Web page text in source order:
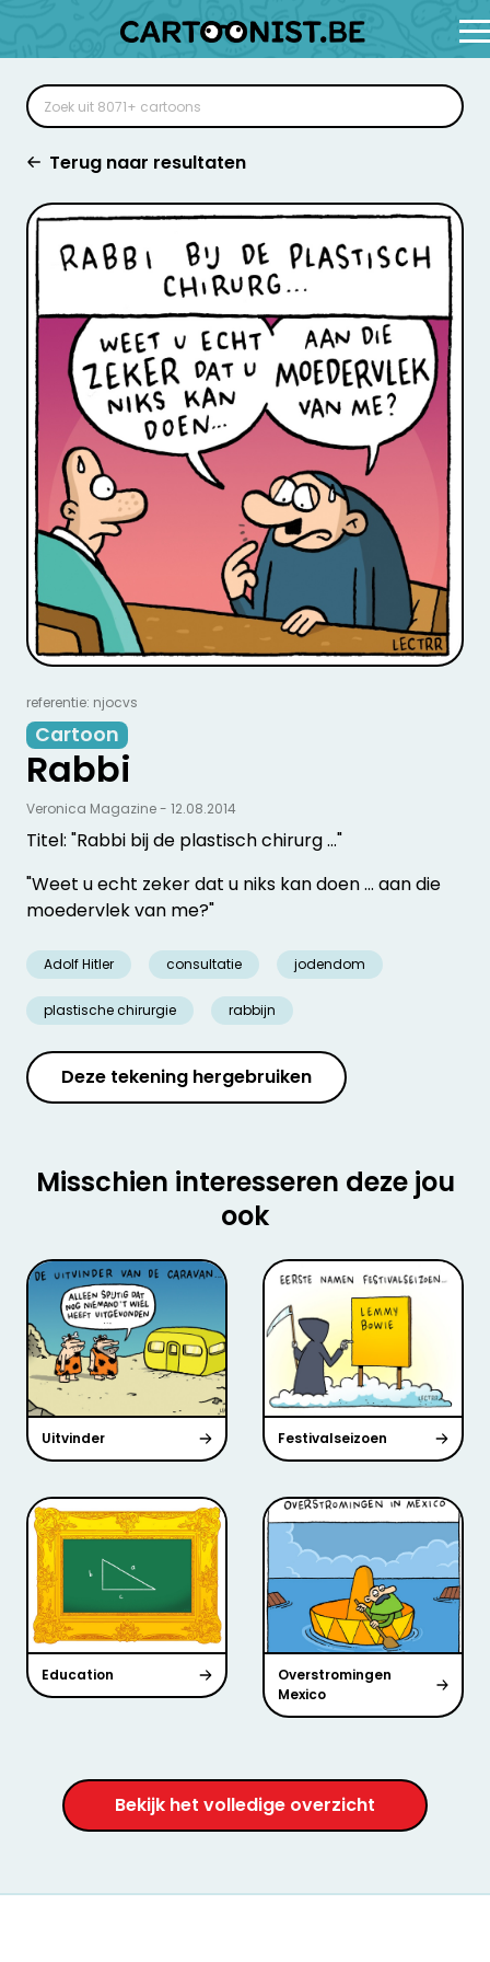
Terug naar resultaten
referentie: njocvs
Cartoon
Rabbi
Titel: "Rabbi bij de plastisch chirurg ..."
"Weet u echt zeker dat u niks kan doen ... aan die
moedervlek van me?"
Adolf Hitler consultatie jodendom
plastische chirurgie rabbijn
Veronica Magazine - 12.08.2014
Deze tekening hergebruiken
Misschien interesseren deze jou
ook
Uitvinder Festivalseizoen
Education
Overstromingen
Mexico
Bekijk het volledige overzicht